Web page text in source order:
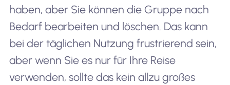
haben, aber Sie können die Gruppe nach
Bedarf bearbeiten und löschen. Das kann
bei der täglichen Nutzung frustrierend sein,
aber wenn Sie es nur für Ihre Reise
verwenden, sollte das kein allzu großes